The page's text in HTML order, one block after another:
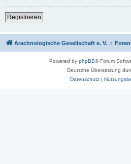
Registrieren
Arachnologische Gesellschaft e. V.
Powered by phpBB® Forum
Deutsche Übersetzung
Datenschutz|